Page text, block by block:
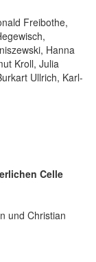
Freibothe,
Hanna
Kroll, Julia
Ullrich, Karl-
Celle
und Christian